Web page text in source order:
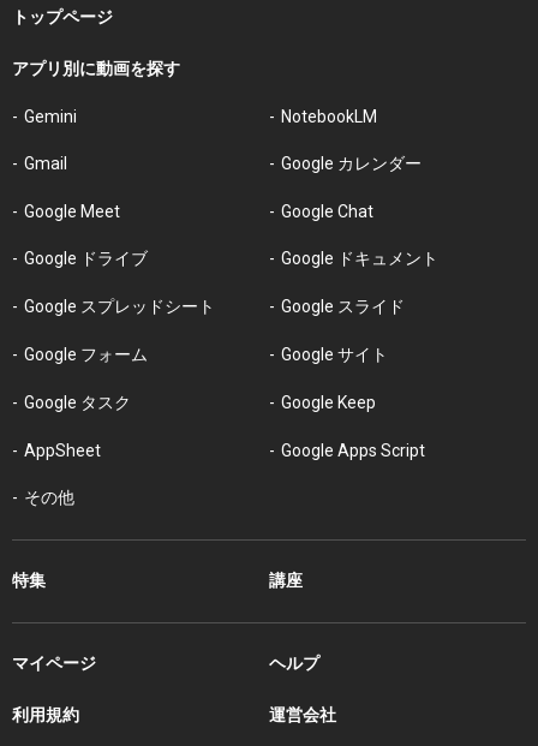
トップページ
アプリ別に動画を探す
Gemini NotebookLM
Gmail Google カレンダー
Google Meet Google Chat
Google ドライブ Google ドキュメント
Google スプレッドシート Google スライド
Google フォーム Google サイト
Google タスク Google Keep
AppSheet Google Apps Script
その他
特集 講座
マイページ ヘルプ
利用規約 運営会社